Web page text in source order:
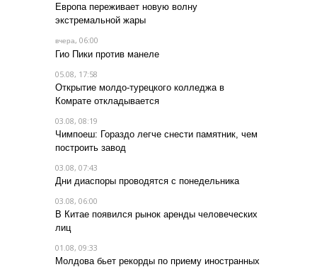
Европа переживает новую волну
экстремальной жары
вчера, 06:00
Гио Пики против манеле
05.08, 17:58
Открытие молдо-турецкого колледжа в
Комрате откладывается
03.08, 08:19
Чимпоеш: Гораздо легче снести памятник, чем
построить завод
03.08, 07:43
Дни диаспоры проводятся с понедельника
03.08, 06:00
В Китае появился рынок аренды человеческих
лиц
01.08, 09:33
Молдова бьет рекорды по приему иностранных